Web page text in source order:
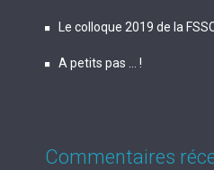
Le colloque 2019 de la
A petits pas … !
Commentaires